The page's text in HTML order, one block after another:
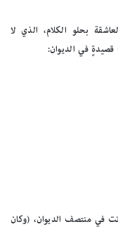
بحلو الكلام، الذي لا
في الديوان:
في منتصف الديوان، (وكان